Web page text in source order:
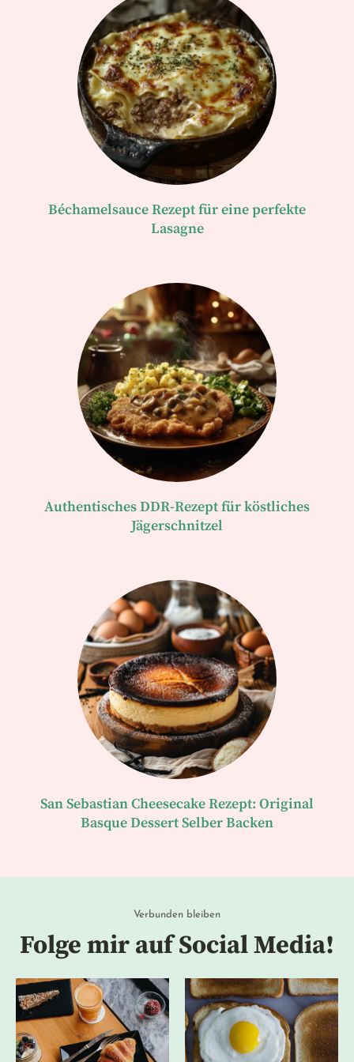
Béchamelsauce Rezept für eine perfekte
Lasagne
Authentisches DDR-Rezept für köstliches
Jägerschnitzel
San Sebastian Cheesecake Rezept: Original
Basque Dessert Selber Backen
Verbunden bleiben
Folge mir auf Social Media!